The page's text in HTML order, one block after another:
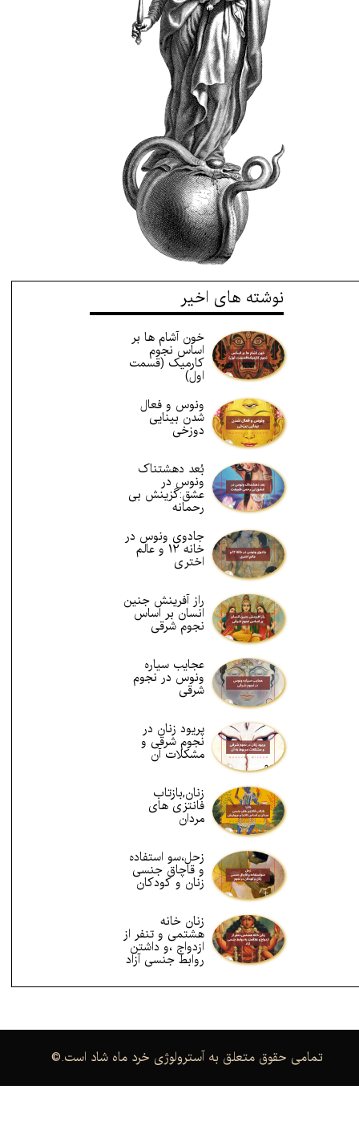
نوشته های اخیر
خون آشام ها بر
اساس نجوم
کارمیک (قسمت
اول)
ونوس و فعال
شدن بینایی
دوزخی
بُعد دهشتناک
ونوس در
عشق:گزینش بی
رحمانه
جادوی ونوس در
خانه 12 و عالم
اختری
راز آفرینش جنین
انسان بر اساس
نجوم شرقی
عجایب سیاره
ونوس در نجوم
شرقی
پریود زنان در
نجوم شرقی و
مشکلات آن
زنان,بازتاب
فانتزی های
مردان
زحل،سو استفاده
و قاچاق جنسی
زنان و کودکان
زنان خانه
هشتمی و تنفر از
ازدواج ،و داشتن
روابط جنسی آزاد
© .تمامی حقوق متعلق به آسترولوژی خرد ماه شاد است